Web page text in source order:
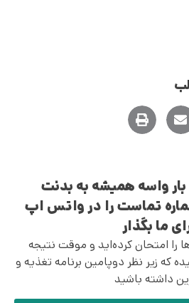
واسه همیشه به بدنت
تماست را در واتس اپ
ما بگذار
را امتحان کرده‌اید و موقت نتیجه
که زیر نظر دوپامین برنامه تغذیه و
داشته باشید